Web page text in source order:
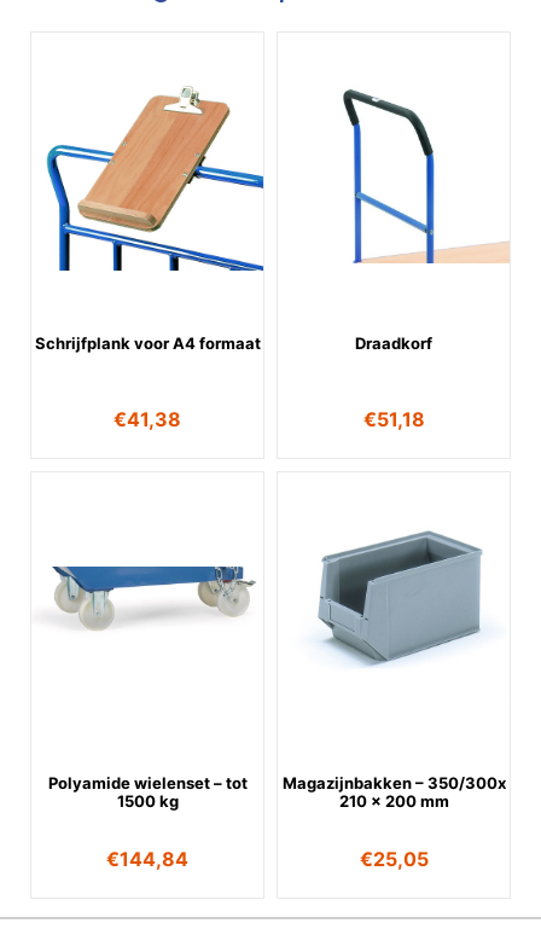
Schrijfplank voor A4 formaat
€41,38
Draadkorf
€51,18
Polyamide wielenset – tot
1500 kg
€144,84
Magazijnbakken – 350/300x
210 x 200 mm
€25,05